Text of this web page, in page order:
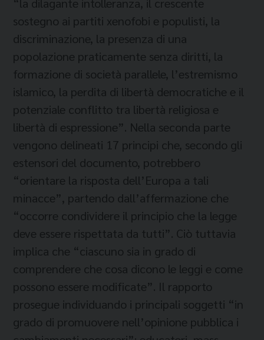
sostegno ai partiti xenofobi e populisti, la
discriminazione, la presenza di una
popolazione praticamente senza diritti, la
formazione di società parallele, l’estremismo
islamico, la perdita di libertà democratiche e il
potenziale conflitto tra libertà religiosa e
libertà di espressione”. Nella seconda parte
vengono delineati 17 principi che, secondo gli
estensori del documento, potrebbero
“orientare la risposta dell’Europa a tali
minacce”, partendo dall’affermazione che
“occorre condividere il principio che la legge
deve essere rispettata da tutti”. Ciò tuttavia
implica che “ciascuno sia in grado di
comprendere che cosa dicono le leggi e come
possono essere modificate”. Il rapporto
prosegue individuando i principali soggetti “in
grado di promuovere nell’opinione pubblica i